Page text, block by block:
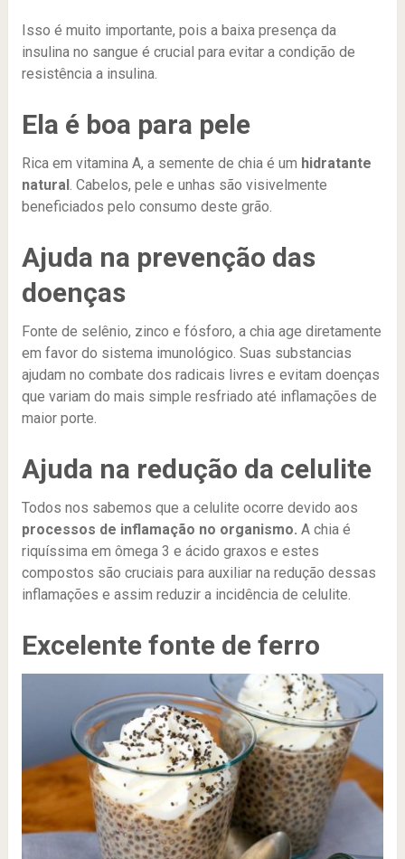
Isso é muito importante, pois a baixa presença da
insulina no sangue é crucial para evitar a condição de
resistência a insulina.
Ela é boa para pele
Rica em vitamina A, a semente de chia é um hidratante
natural. Cabelos, pele e unhas são visivelmente
beneficiados pelo consumo deste grão.
Ajuda na prevenção das
doenças
Fonte de selênio, zinco e fósforo, a chia age diretamente
em favor do sistema imunológico. Suas substancias
ajudam no combate dos radicais livres e evitam doenças
que variam do mais simple resfriado até inflamações de
maior porte.
Ajuda na redução da celulite
Todos nos sabemos que a celulite ocorre devido aos
processos de inflamação no organismo. A chia é
riquíssima em ômega 3 e ácido graxos e estes
compostos são cruciais para auxiliar na redução dessas
inflamações e assim reduzir a incidência de celulite.
Excelente fonte de ferro